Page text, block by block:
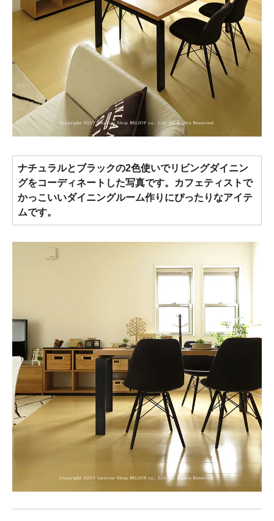
ナチュラルとブラックの2色使いでリビングダイニン
グをコーディネートした写真です。カフェティストで
かっこいいダイニングルーム作りにぴったりなアイテ
ムです。